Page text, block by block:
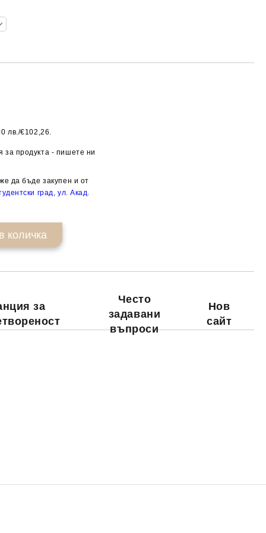
лв./€102,26.
продукта - пишете ни
да бъде закупен и от
град, ул. Акад.
за
Често
задавани
въпроси
Нов
сайт